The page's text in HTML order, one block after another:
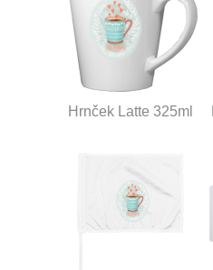
Hrnček Latte 325ml